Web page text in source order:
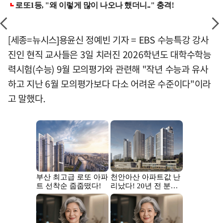
[세종=뉴시스]용윤신 정예빈 기자 = EBS 수능특강 강사
진인 현직 교사들은 3일 치러진 2026학년도 대학수학능
력시험(수능) 9월 모의평가와 관련해 "작년 수능과 유사
하고 지난 6월 모의평가보다 다소 어려운 수준이다"이라
고 말했다.